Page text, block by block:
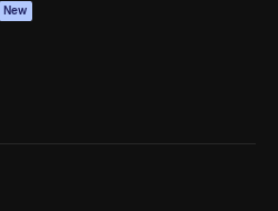
New